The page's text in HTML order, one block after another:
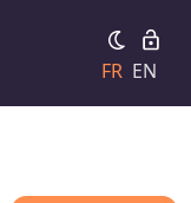
FR EN